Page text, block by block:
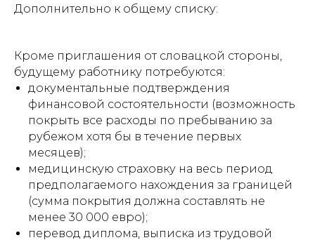
Дополнительно к общему списку:
Кроме приглашения от словацкой стороны,
будущему работнику потребуются:
документальные подтверждения
финансовой состоятельности (возможность
покрыть все расходы по пребыванию за
рубежом хотя бы в течение первых
месяцев);
медицинскую страховку на весь период
предполагаемого нахождения за границей
(сумма покрытия должна составлять не
менее 30 000 евро);
перевод диплома, выписка из трудовой